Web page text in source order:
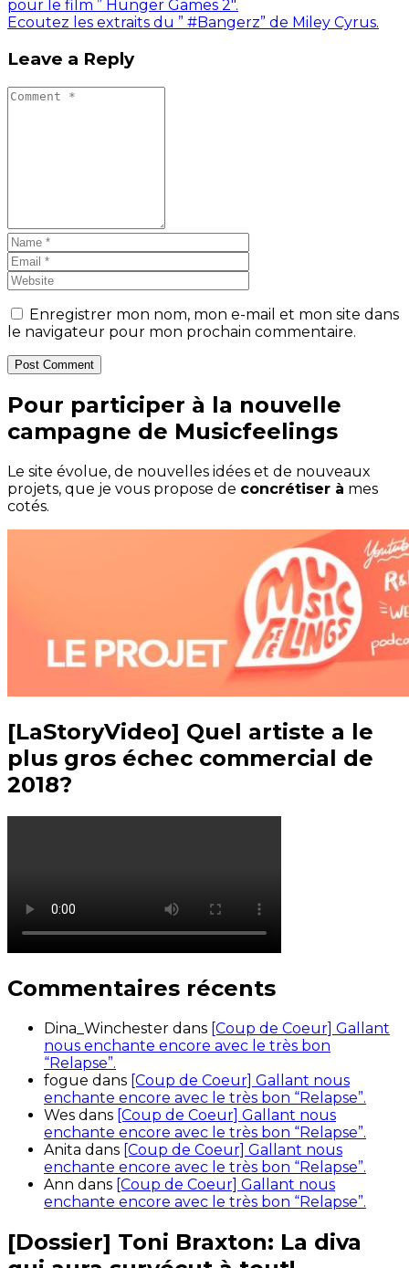
pour le film ” Hunger Games 2″.
Ecoutez les extraits du ” #Bangerz” de Miley Cyrus.
Leave a Reply
Enregistrer mon nom, mon e-mail et mon site dans
le navigateur pour mon prochain commentaire.
Post Comment
Pour participer à la nouvelle
campagne de Musicfeelings
Le site évolue, de nouvelles idées et de nouveaux
projets, que je vous propose de concrétiser à mes
cotés.
[LaStoryVideo] Quel artiste a le
plus gros échec commercial de
2018?
Commentaires récents
Dina_Winchester dans [Coup de Coeur] Gallant
nous enchante encore avec le très bon
“Relapse”.
fogue dans [Coup de Coeur] Gallant nous
enchante encore avec le très bon “Relapse”.
Wes dans [Coup de Coeur] Gallant nous
enchante encore avec le très bon “Relapse”.
Anita dans [Coup de Coeur] Gallant nous
enchante encore avec le très bon “Relapse”.
Ann dans [Coup de Coeur] Gallant nous
enchante encore avec le très bon “Relapse”.
[Dossier] Toni Braxton: La diva